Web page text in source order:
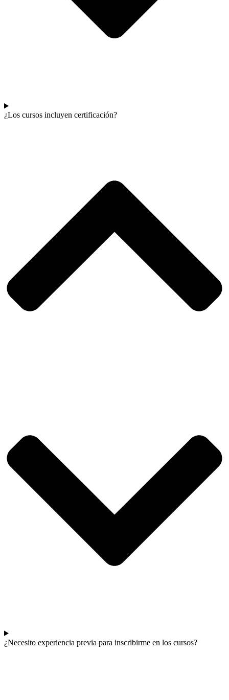
¿Los cursos incluyen certificación?
¿Necesito experiencia previa para inscribirme en los cursos?